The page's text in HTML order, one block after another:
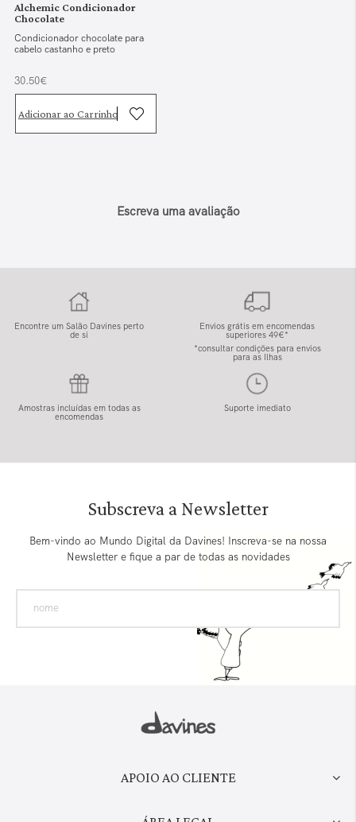
Alchemic Condicionador
Chocolate
Condicionador chocolate para
cabelo castanho e preto
30.50€
Adicionar ao Carrinho
Escreva uma avaliação
Encontre um Salão Davines perto
de si
Envios grátis em encomendas
superiores 49€*
*consultar condições para envios
para as Ilhas
Amostras incluídas em todas as
encomendas
Suporte imediato
Subscreva a Newsletter
Bem-vindo ao Mundo Digital da Davines! Inscreva-se na nossa
Newsletter e fique a par de todas as novidades
APOIO AO CLIENTE